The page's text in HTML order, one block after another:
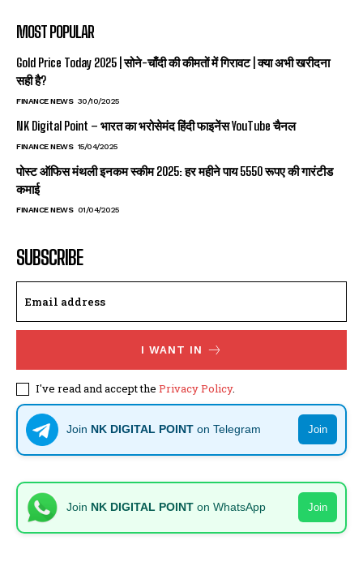
MOST POPULAR
Gold Price Today 2025 | सोने-चाँदी की कीमतों में गिरावट | क्या अभी खरीदना
सही है?
FINANCE NEWS 30/10/2025
NK Digital Point – भारत का भरोसेमंद हिंदी फाइनेंस YouTube चैनल
FINANCE NEWS 15/04/2025
पोस्ट ऑफिस मंथली इनकम स्कीम 2025: हर महीने पाय 5550 रूपए की गारंटीड
कमाई
FINANCE NEWS 01/04/2025
SUBSCRIBE
I WANT IN
I've read and accept the Privacy Policy.
Join NK DIGITAL POINT on Telegram Join
Join NK DIGITAL POINT on WhatsApp Join